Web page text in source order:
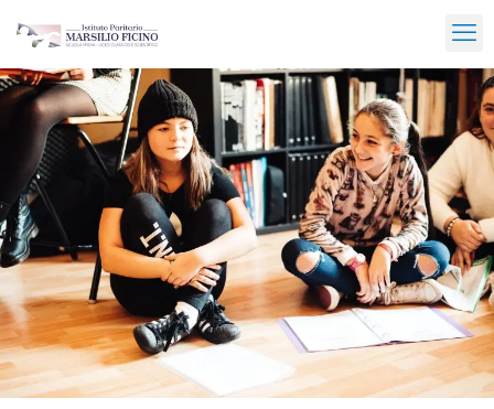
Stage lavorativi in azienda